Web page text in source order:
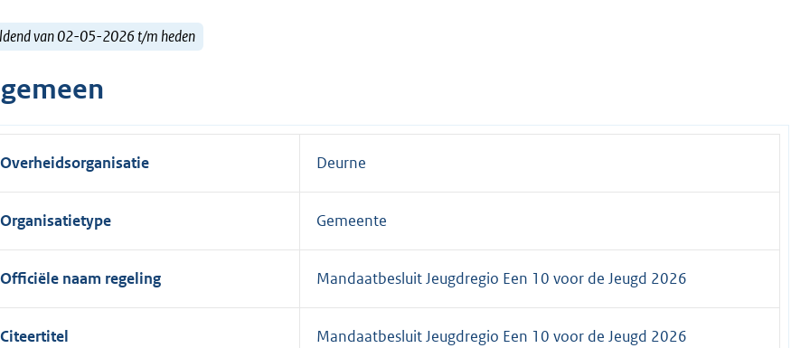
van 02-05-2026 t/m heden
Overheidsorganisatie Deurne
Organisatietype Gemeente
Officiële naam regeling Mandaatbesluit Jeugdregio Een 10 voor de Jeugd 2026
Citeertitel Mandaatbesluit Jeugdregio Een 10 voor de Jeugd 2026